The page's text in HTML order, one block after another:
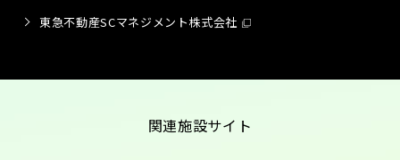
東急不動産SCマネジメント株式会社
関連施設サイト